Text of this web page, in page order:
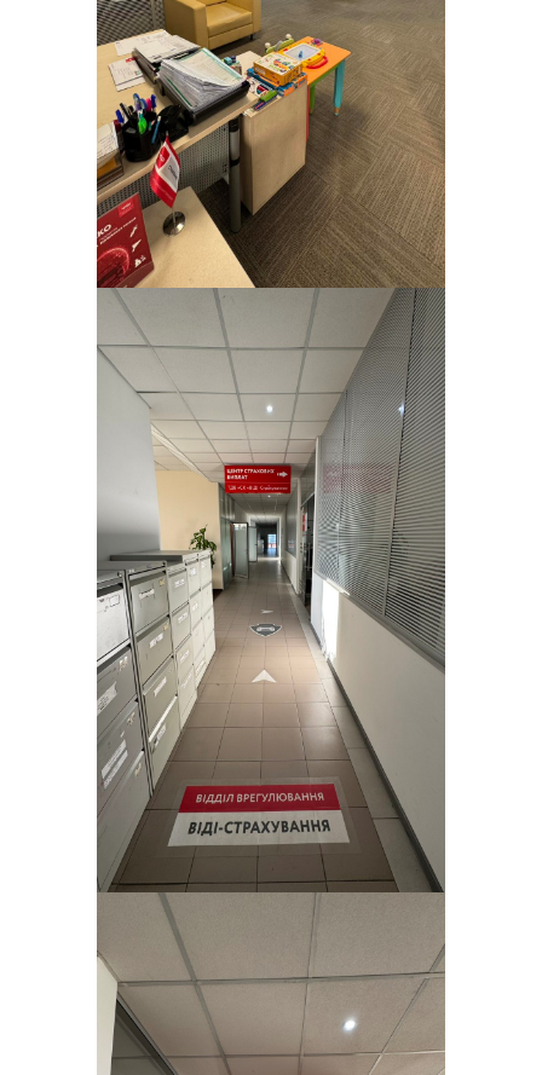
4-те місце в ТОП-25 страхових
компаній на ринку КАСКО Києва та
Київської області
Переможець щорічного
Всеукраїнського XIV конкурсу
«Страхова компанія року – 2019» у
номінації «Найпрозоріша страхова
компанія"
2018 - VIDI за прозорий бізнес
12-те місце в ТОП-15 страхових
компаній на ринку КАСКО України
(Insurance Top)
5-те місце в ТОП-25 страхових
компаній на ринку КАСКО Києва та
Київської області
Переможець щорічного
Всеукраїнського рейтингу «Сумлінні
платники податків – 2017» у номінації
«Добросовісний платник податків у
сфері фінансової та страхової
діяльності"
2017 - 10 років успішного
розвитку та значних
досягнень
13-те місце в ТОП-15 страхових
компаній на ринку КАСКО України
(Insurance Top 2017 )